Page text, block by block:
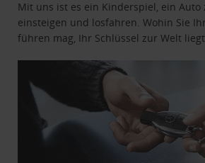
Mit uns ist es ein Kinderspiel, ein Auto
einsteigen und losfahren. Wohin Sie
führen mag, Ihr Schlüssel zur Welt